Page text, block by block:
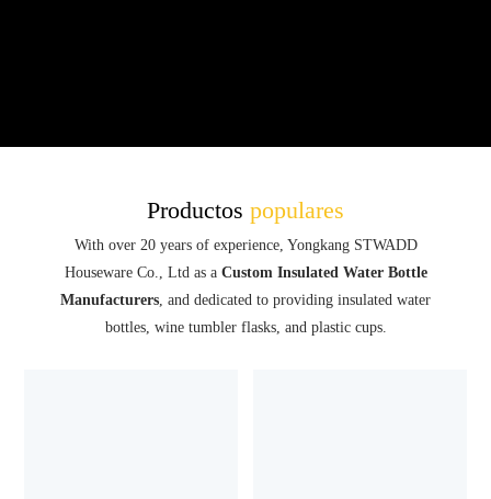
Productos populares
With over 20 years of experience, Yongkang STWADD
Houseware Co., Ltd as a Custom Insulated Water Bottle
Manufacturers , and dedicated to providing insulated water
bottles, wine tumbler flasks, and plastic cups.